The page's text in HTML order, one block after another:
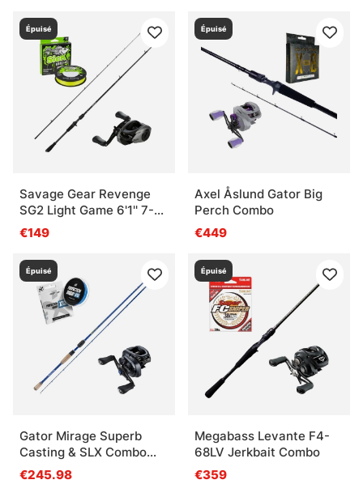
Épuisé
Savage Gear Revenge
SG2 Light Game 6'1'' 7-
22g Casting Combo
€149
Épuisé
Axel Åslund Gator Big
Perch Combo
€449
Épuisé
Gator Mirage Superb
Casting & SLX Combo
7'3'' 5-25g
€245.98
Épuisé
Megabass Levante F4-
68LV Jerkbait Combo
€359